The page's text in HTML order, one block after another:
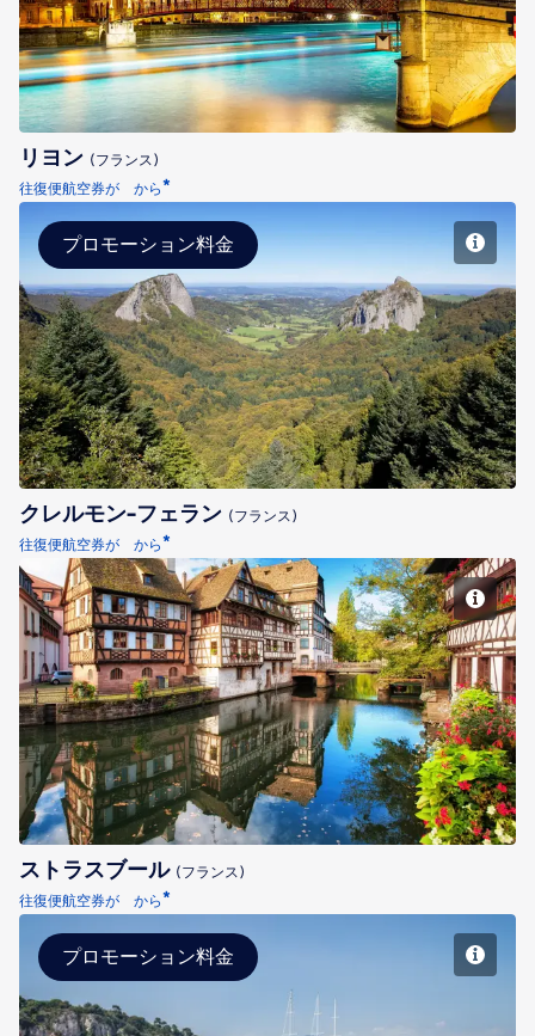
リヨン (フランス)
往復便航空券が から*
クレルモン-フェラン
プロモーション料金
クレルモン-フェラン (フランス)
往復便航空券が から*
ストラスブール
ストラスブール (フランス)
往復便航空券が から*
プロモーション料金